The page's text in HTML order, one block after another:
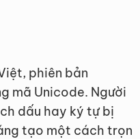
phiên bản
mã Unicode. Người
dấu hay ký tự bị
tạo một cách trọn